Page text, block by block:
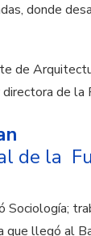
donde
de
de la
de la
Sociología;
que llegó al